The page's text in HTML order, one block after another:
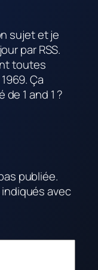
sujet et je
par RSS.
toutes
Ça
1 and 1 ?
publiée.
avec